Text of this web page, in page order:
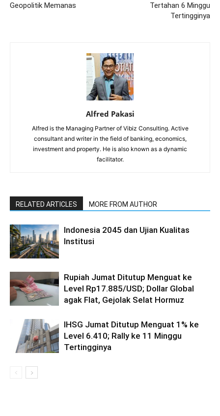
Geopolitik Memanas
Tertahan 6 Minggu
Tertingginya
Alfred Pakasi
Alfred is the Managing Partner of Vibiz Consulting. Active
consultant and writer in the field of banking, economics,
investment and property. He is also known as a dynamic
facilitator.
RELATED ARTICLES MORE FROM AUTHOR
Indonesia 2045 dan Ujian Kualitas
Institusi
Rupiah Jumat Ditutup Menguat ke
Level Rp17.885/USD; Dollar Global
agak Flat, Gejolak Selat Hormuz
IHSG Jumat Ditutup Menguat 1% ke
Level 6.410; Rally ke 11 Minggu
Tertingginya